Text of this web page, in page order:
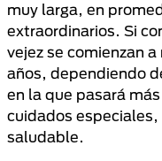
muy larga, en
extraordinarios. Si
vejez se comienzan
años, dependiendo
en la que pasará
cuidados
saludable.